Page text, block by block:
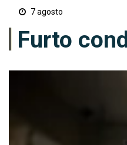
7 agosto
Furto